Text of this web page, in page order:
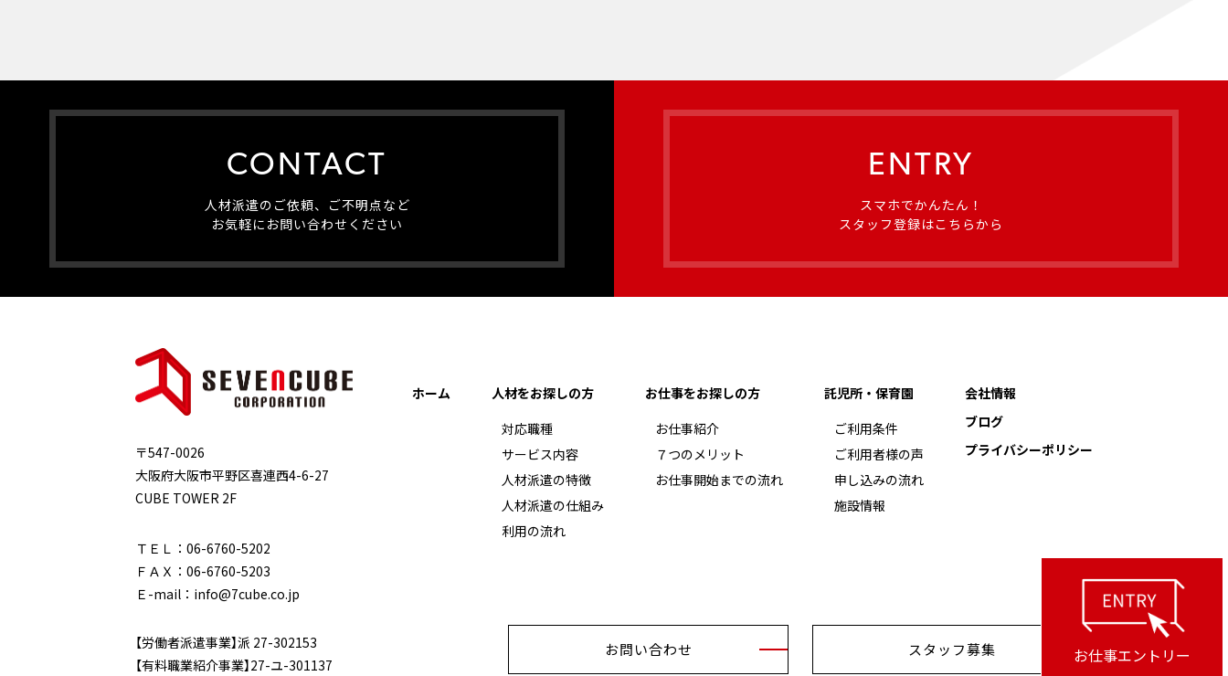
CONTACT
人材派遣のご依頼、ご不明点など
お気軽にお問い合わせください
ENTRY
スマホでかんたん！
スタッフ登録はこちらから
お仕事エントリー
ホーム
人材をお探しの方
対応職種
サービス内容
人材派遣の特徴
人材派遣の仕組み
利用の流れ
お仕事をお探しの方
お仕事紹介
７つのメリット
お仕事開始までの流れ
託児所・保育園
ご利用条件
ご利用者様の声
申し込みの流れ
施設情報
会社情報
ブログ
プライバシーポリシー
〒547-0026
大阪府大阪市平野区喜連西4-6-27
CUBE TOWER 2F
ＴＥＬ：06-6760-5202
ＦＡＸ：06-6760-5203
Ｅ-mail：info@7cube.co.jp
【労働者派遣事業】派 27-302153
【有料職業紹介事業】27-ユ-301137
お問い合わせ スタッフ募集